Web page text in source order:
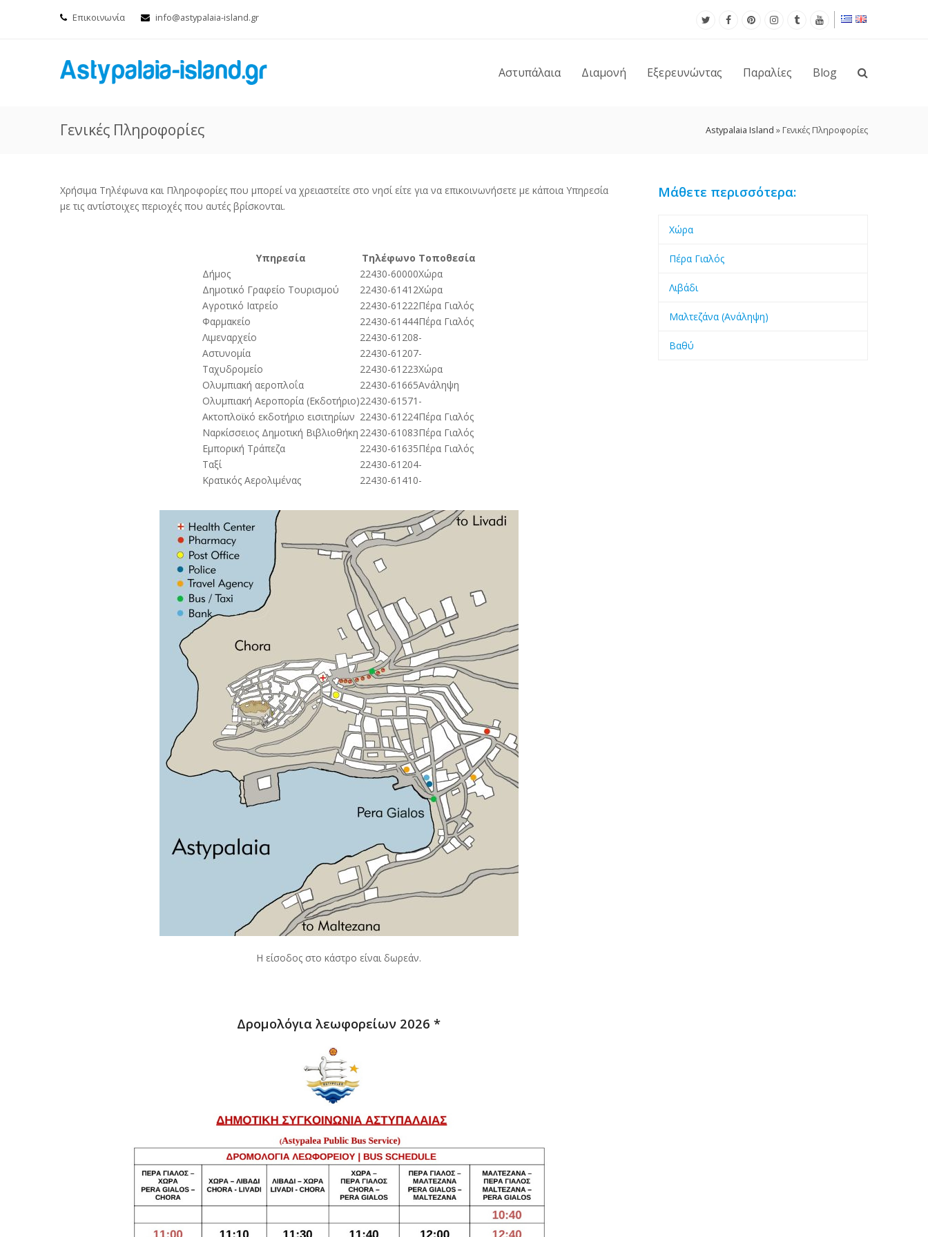
Επικοινωνία info@astypalaia-island.gr
Αστυπάλαια Διαμονή Εξερευνώντας Παραλίες Blog
Γενικές Πληροφορίες Astypalaia Island » Γενικές Πληροφορίες
Χρήσιμα Τηλέφωνα και Πληροφορίες που μπορεί να χρειαστείτε στο νησί είτε για να επικοινωνήσετε με κάποια Υπηρεσία
με τις αντίστοιχες περιοχές που αυτές βρίσκονται.
Υπηρεσία Τηλέφωνο Τοποθεσία
Δήμος
22430-60000Χώρα
Δημοτικό Γραφείο Τουρισμού
22430-61412Χώρα
Αγροτικό Ιατρείο
22430-61222Πέρα Γιαλός
Φαρμακείο
22430-61444Πέρα Γιαλός
Λιμεναρχείο
22430-61208-
Αστυνομία
22430-61207-
Ταχυδρομείο
22430-61223Χώρα
Ολυμπιακή αεροπλοΐα
22430-61665Ανάληψη
Ολυμπιακή Αεροπορία (Εκδοτήριο)22430-61571 -
Ακτοπλοϊκό εκδοτήριο εισιτηρίων 22430-61224Πέρα Γιαλός
Ναρκίσσειος Δημοτική Βιβλιοθήκη 22430-61083Πέρα Γιαλός
Εμπορική Τράπεζα
22430-61635Πέρα Γιαλός
Ταξί
22430-61204-
Κρατικός Αερολιμένας
22430-61410-
Η είσοδος στο κάστρο είναι δωρεάν.
Δρομολόγια λεωφορείων 2026 *
Μάθετε περισσότερα:
Χώρα
Πέρα Γιαλός
Λιβάδι
Μαλτεζάνα (Ανάληψη)
Βαθύ